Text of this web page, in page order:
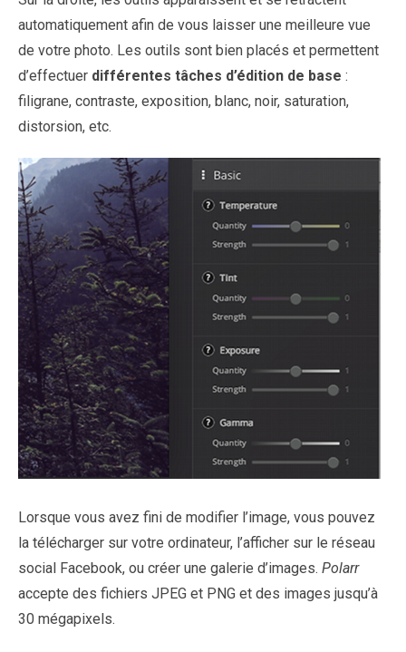
automatiquement afin de vous laisser une meilleure vue
de votre photo. Les outils sont bien placés et permettent
d’effectuer différentes tâches d’édition de base :
filigrane, contraste, exposition, blanc, noir, saturation,
distorsion, etc.
Lorsque vous avez fini de modifier l’image, vous pouvez
la télécharger sur votre ordinateur, l’afficher sur le réseau
social Facebook, ou créer une galerie d’images. Polarr
accepte des fichiers JPEG et PNG et des images jusqu’à
30 mégapixels.